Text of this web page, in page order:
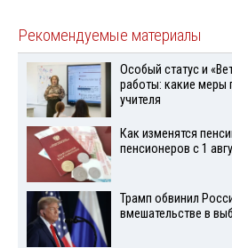
Рекомендуемые материалы
Особый статус и
работы: какие меры
учителя
Как изменятся
пенсионеров с 1
Трамп обвинил
вмешательстве в